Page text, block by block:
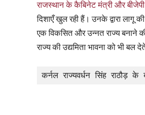
राजस्थान के कैबिनेट मंत्री और बीजेपी
दिशाएँ खुल रही हैं। उनके द्वारा लागू
एक विकसित और उन्नत राज्य बनाने
राज्य की उद्यमिता भावना को भी बल
कर्नल राज्यवर्धन सिंह